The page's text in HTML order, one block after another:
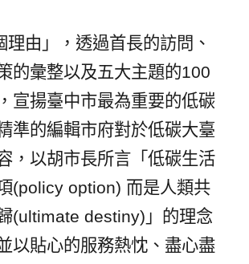
理由」，透過首長的訪問、
的彙整以及五大主題的100
宣揚臺中市最為重要的低碳
準的編輯市府對於低碳大臺
，以胡市長所言「低碳生活
(policy option) 而是人類共
(ultimate destiny)」的理念
以貼心的服務熱忱、盡心盡